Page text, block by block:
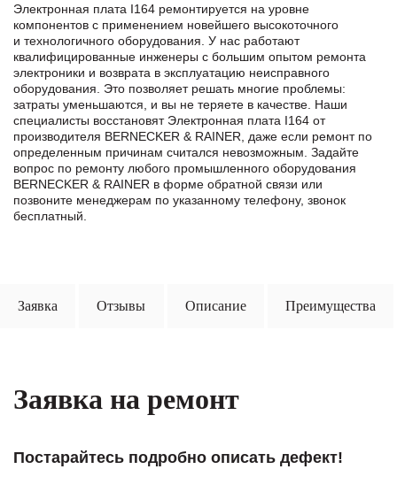
Электронная плата I164 ремонтируется на уровне
компонентов с применением новейшего высокоточного
и технологичного оборудования. У нас работают
квалифицированные инженеры с большим опытом ремонта
электроники и возврата в эксплуатацию неисправного
оборудования. Это позволяет решать многие проблемы:
затраты уменьшаются, и вы не теряете в качестве. Наши
специалисты восстановят Электронная плата I164 от
производителя BERNECKER & RAINER, даже если ремонт по
определенным причинам считался невозможным. Задайте
вопрос по ремонту любого промышленного оборудования
BERNECKER & RAINER в формe обратной связи или
позвоните менеджерам по указанному телефону, звонок
бесплатный.
Заявка Отзывы Описание Преимущества
Заявка на ремонт
Постарайтесь подробно описать дефект!